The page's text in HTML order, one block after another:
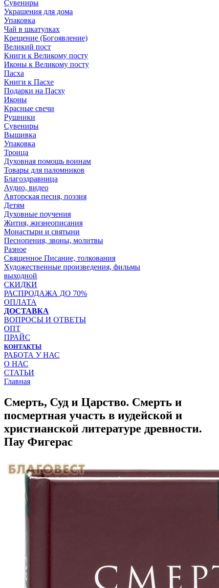
Сувениры
Украшения для дома
Упаковка
Чай в шкатулках
Крещение (Богоявление)
Великий пост
Книги к Великому посту
Иконы к Великому посту
Пасха
Книги к Пасхе
Подарки на Пасху
Иконы
Красные свечи
Рушники
Сувениры
Вышивка
Упаковка
Троица
Духовная помощь воинам
Товары для паломников
Благоздравница
Аудио, видео
Авторская песня, поэзия
Детям
Духовные поучения
Жития, жизнеописания
Монастыри и святыни
Песнопения, звоны, молитвы
Разное
Священное Писание, толкования
Художественные произведения, фильмы
выходной
СКИДКИ
РАСПРОДАЖА ДО 70%
ОПЛАТА
ДОСТАВКА
ВОПРОСЫ И ОТВЕТЫ
ОПТ
ПРАЙС
КОНТАКТЫ
РАБОТА У НАС
О НАС
СТАТЬИ
Главная
Смерть, Суд и Царство. Смерть и
посмертная участь в иудейской и
христианской литературе древности.
Пау Фигерас